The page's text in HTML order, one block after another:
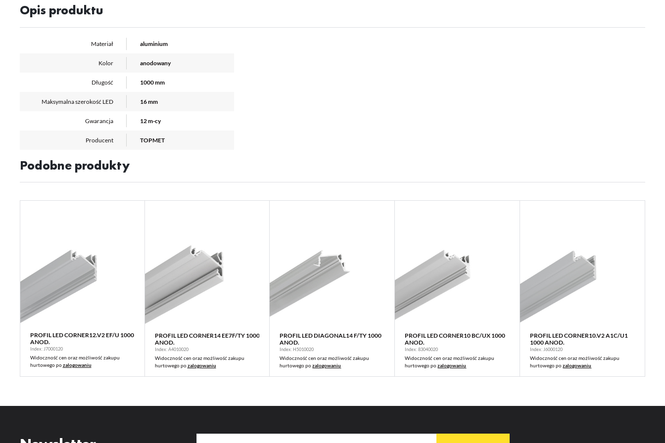
Opis produktu
Materiał aluminium
Kolor anodowany
Długość 1000 mm
Maksymalna szerokość LED 16 mm
Gwarancja 12 m-cy
Producent TOPMET
Podobne produkty
WIĘCEJ
PROFIL LED CORNER12.V2 EF/U 1000
ANOD.
Index: J7000120
Widoczność cen oraz możliwość zakupu
hurtowego pozalogowaniu
WIĘCEJ
PROFIL LED CORNER14 EE7F/TY 1000
ANOD.
Index: A4010020
Widoczność cen oraz możliwość zakupu
hurtowego pozalogowaniu
WIĘCEJ
PROFIL LED DIAGONAL14 F/TY 1000
ANOD.
Index: H5010020
Widoczność cen oraz możliwość zakupu
hurtowego pozalogowaniu
WIĘCEJ
PROFIL LED CORNER10 BC/UX 1000
ANOD.
Index: 83040020
Widoczność cen oraz możliwość zakupu
hurtowego pozalogowaniu
WIĘCEJ
PROFIL LED CORNER10.V2 A1C/U1
1000 ANOD.
Index: J6000120
Widoczność cen oraz możliwość zakupu
hurtowego pozalogowaniu